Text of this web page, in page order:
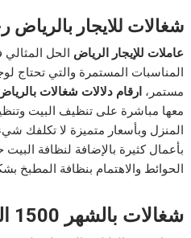
شغالات للايجار بالرياض
عاملات للإيجار الرياض الحل
المناسبات المستمرة والتي تحتاج
مستمر،ارقام دلالات شغالات
معها مباشرة على تنظيف البيت
المنزل وبأسعار متميزة لا تكلفك
بأعمال كثيرة بالإضافة لنظافة
الحوائط والاهتمام بنظافة المطبخ
شغالات بالشهر 1500 الرياض